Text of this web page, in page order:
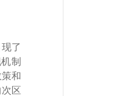
了
制
和
区